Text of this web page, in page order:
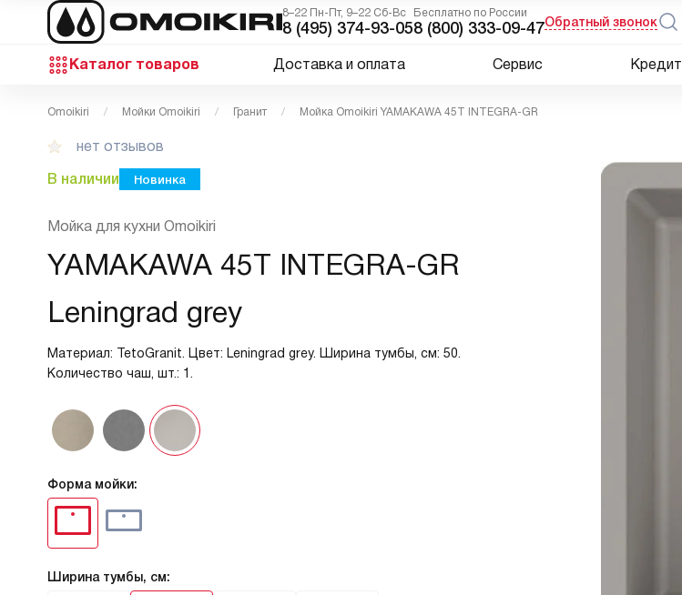
8–22 Пн-Пт, 9–22 Сб-Вс
8 (495) 374-93-05
Бесплатно по России
8 (800) 333-09-47Обратный звонок
Каталог товаров Доставка и оплата Сервис Кредит
Omoikiri Мойки Omoikiri Гранит Мойка Omoikiri YAMAKAWA 45T INTEGRA-GR
нет отзывов
В наличии Новинка
Мойка для кухни Omoikiri
YAMAKAWA 45T INTEGRA-GR
Leningrad grey
Материал: TetoGranit. Цвет: Leningrad grey. Ширина тумбы, см: 50.
Количество чаш, шт.: 1.
Форма мойки:
Ширина тумбы, см: